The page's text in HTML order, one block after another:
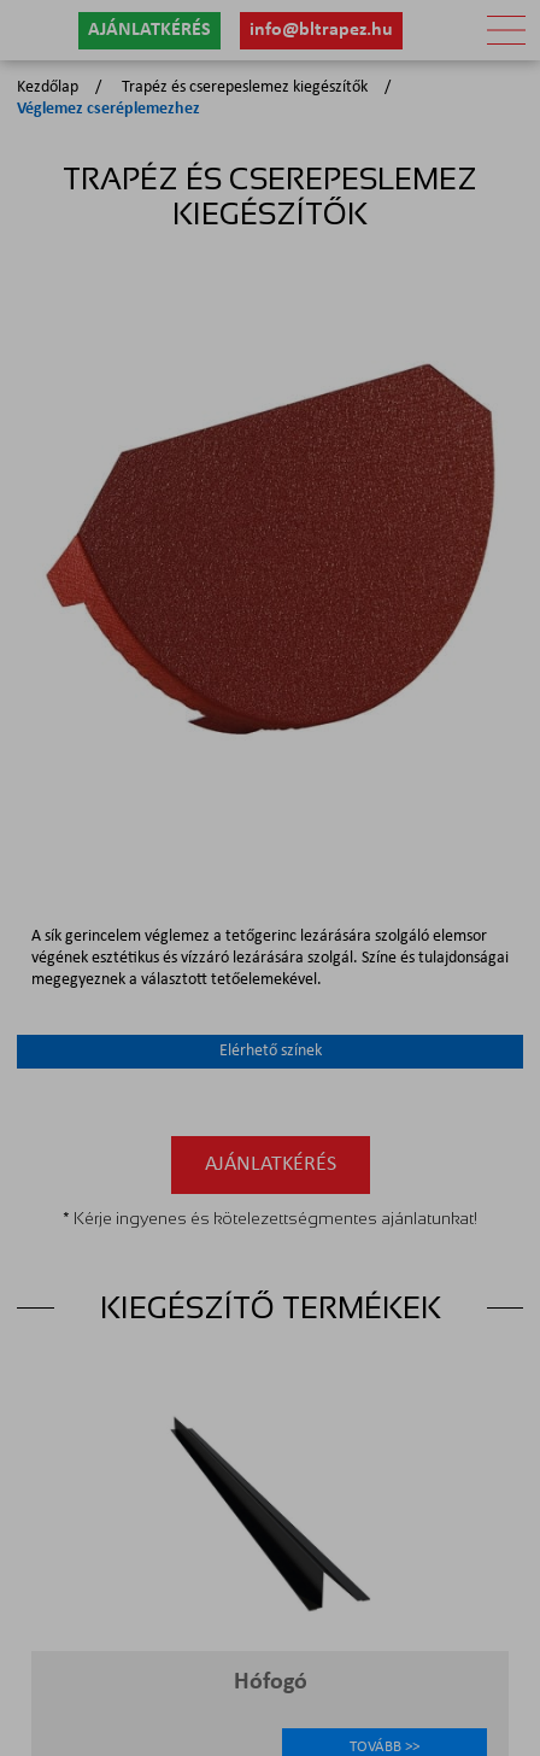
AJÁNLATKÉRÉS info@bltrapez.hu
Kezdőlap
Trapéz és cserepeslemez kiegészítők
Véglemez cseréplemezhez
TRAPÉZ ÉS CSEREPESLEMEZ
KIEGÉSZÍTŐK
A sík gerincelem véglemez a tetőgerinc lezárására szolgáló elemsor
végének esztétikus és vízzáró lezárására szolgál. Színe és tulajdonságai
megegyeznek a választott tetőelemekével.
Elérhető színek
AJÁNLATKÉRÉS
* Kérje ingyenes és kötelezettségmentes ajánlatunkat!
KIEGÉSZÍTŐ TERMÉKEK
Hófogó
TOVÁBB >>